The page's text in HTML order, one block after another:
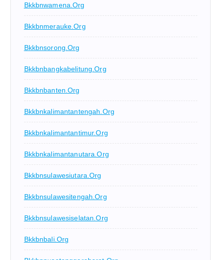
Bkkbnwamena.org
Bkkbnmerauke.org
Bkkbnsorong.org
Bkkbnbangkabelitung.org
Bkkbnbanten.org
Bkkbnkalimantantengah.org
Bkkbnkalimantantimur.org
Bkkbnkalimantanutara.org
Bkkbnsulawesiutara.org
Bkkbnsulawesitengah.org
Bkkbnsulawesiselatan.org
Bkkbnbali.org